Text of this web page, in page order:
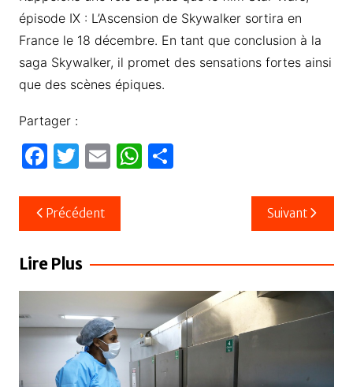
épisode IX : L’Ascension de Skywalker sortira en
France le 18 décembre. En tant que conclusion à la
saga Skywalker, il promet des sensations fortes ainsi
que des scènes épiques.
Partager :
F
c
e
b
k
T
itt
er
E
ail
W
A
p
P
er
Navigation
de
l’article
Précédent Suivant
Lire Plus